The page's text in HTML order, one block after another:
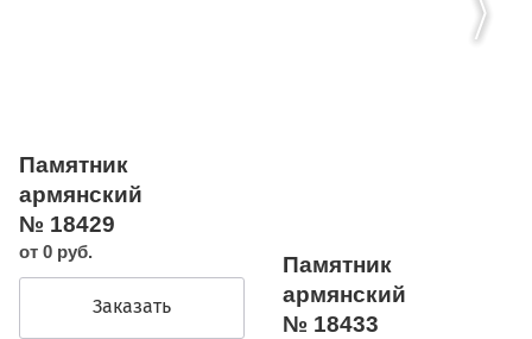
Памятник
армянский
№ 18429
от 0 руб.
Заказать
Памятник
армянский
№ 18433